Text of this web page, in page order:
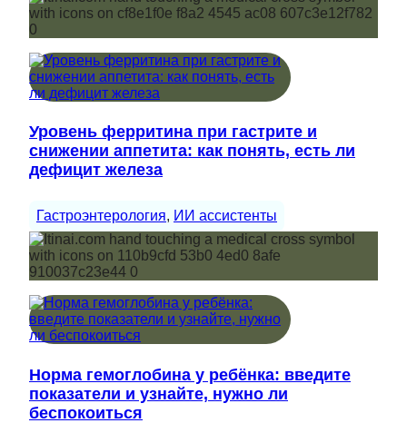
Уровень ферритина при гастрите и
снижении аппетита: как понять, есть ли
дефицит железа
Гастроэнтерология, ИИ ассистенты
Норма гемоглобина у ребёнка: введите
показатели и узнайте, нужно ли
беспокоиться